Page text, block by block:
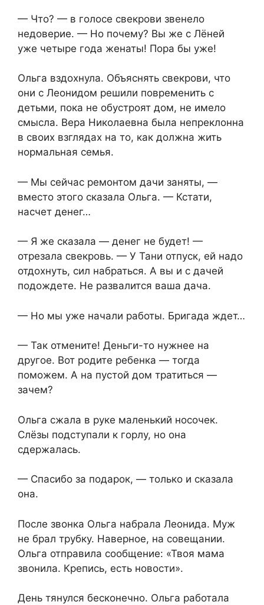
— Что? — в голосе свекрови звенело
недоверие. — Но почему? Вы же с Лёней
уже четыре года женаты! Пора бы уже!
Ольга вздохнула. Объяснять свекрови, что
они с Леонидом решили повременить с
детьми, пока не обустроят дом, не имело
смысла. Вера Николаевна была непреклонна
в своих взглядах на то, как должна жить
нормальная семья.
— Мы сейчас ремонтом дачи заняты, —
вместо этого сказала Ольга. — Кстати,
насчет денег…
— Я же сказала — денег не будет! —
отрезала свекровь. — У Тани отпуск, ей надо
отдохнуть, сил набраться. А вы и с дачей
подождете. Не развалится ваша дача.
— Но мы уже начали работы. Бригада ждет…
— Так отмените! Деньги-то нужнее на
другое. Вот родите ребенка — тогда
поможем. А на пустой дом тратиться —
зачем?
Ольга сжала в руке маленький носочек.
Слёзы подступали к горлу, но она
сдержалась.
— Спасибо за подарок, — только и сказала
она.
После звонка Ольга набрала Леонида. Муж
не брал трубку. Наверное, на совещании.
Ольга отправила сообщение: «Твоя мама
звонила. Крепись, есть новости».
День тянулся бесконечно. Ольга работала